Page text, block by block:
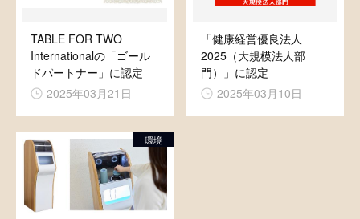
TABLE FOR TWO
Internationalの「ゴール
ドパートナー」に認定
2025年03月21日
「健康経営優良法人
2025（大規模法人部
門）」に認定
2025年03月10日
環境